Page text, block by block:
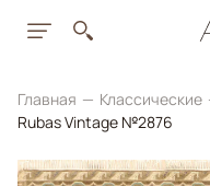
Главная Классические
Rubas Vintage №2876